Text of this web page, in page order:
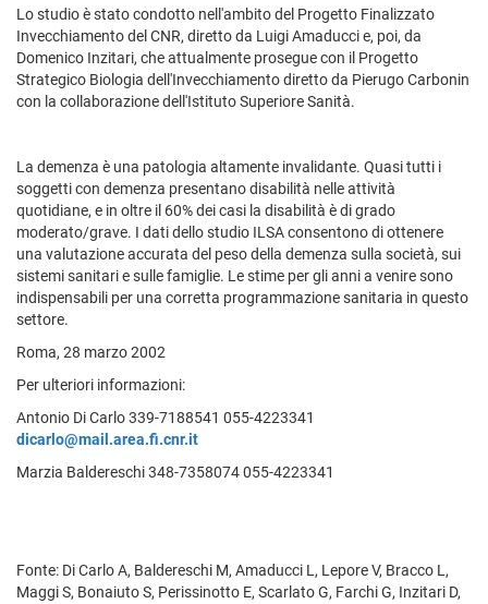
Lo studio è stato condotto nell'ambito del Progetto Finalizzato
Invecchiamento del CNR, diretto da Luigi Amaducci e, poi, da
Domenico Inzitari, che attualmente prosegue con il Progetto
Strategico Biologia dell'Invecchiamento diretto da Pierugo Carbonin
con la collaborazione dell'Istituto Superiore Sanità.
La demenza è una patologia altamente invalidante. Quasi tutti i
soggetti con demenza presentano disabilità nelle attività
quotidiane, e in oltre il 60% dei casi la disabilità è di grado
moderato/grave. I dati dello studio ILSA consentono di ottenere
una valutazione accurata del peso della demenza sulla società, sui
sistemi sanitari e sulle famiglie. Le stime per gli anni a venire sono
indispensabili per una corretta programmazione sanitaria in questo
settore.
Roma, 28 marzo 2002
Per ulteriori informazioni:
Antonio Di Carlo 339-7188541 055-4223341
dicarlo@mail.area.fi.cnr.it
Marzia Baldereschi 348-7358074 055-4223341
Fonte: Di Carlo A, Baldereschi M, Amaducci L, Lepore V, Bracco L,
Maggi S, Bonaiuto S, Perissinotto E, Scarlato G, Farchi G, Inzitari D,